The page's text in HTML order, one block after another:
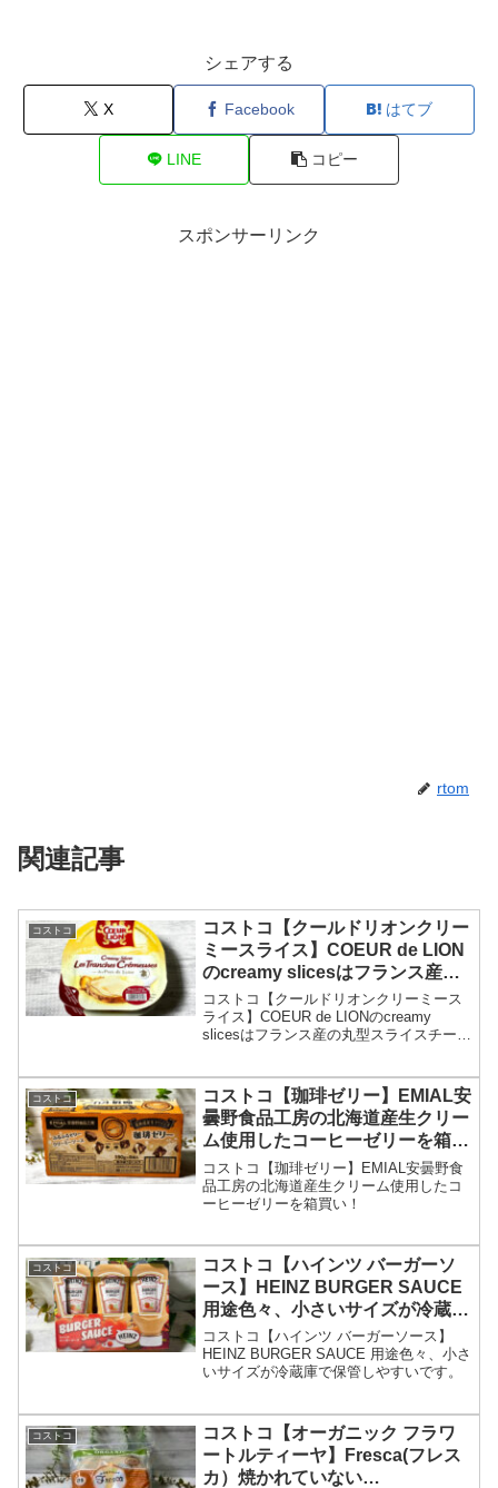
シェアする
X Facebook はてブ
LINE コピー
スポンサーリンク
rtom
関連記事
コストコ
コストコ【クールドリオンクリー
ミースライス】COEUR de LION
のcreamy slicesはフランス産の
丸型スライスチーズです。
コストコ【クールドリオンクリーミース
ライス】COEUR de LIONのcreamy
slicesはフランス産の丸型スライスチーズ
コストコ
コストコ【珈琲ゼリー】EMIAL安
曇野食品工房の北海道産生クリー
ム使用したコーヒーゼリーを箱買
い！
コストコ【珈琲ゼリー】EMIAL安曇野食
品工房の北海道産生クリーム使用したコ
ーヒーゼリーを箱買い！
コストコ
コストコ【ハインツ バーガーソ
ース】HEINZ BURGER SAUCE
用途色々、小さいサイズが冷蔵庫
で保管しやすいです。
コストコ【ハインツ バーガーソース】
HEINZ BURGER SAUCE 用途色々、小さ
いサイズが冷蔵庫で保管しやすいです。
コストコ
コストコ【オーガニック フラワ
ートルティーヤ】Fresca(フレス
カ）焼かれていない